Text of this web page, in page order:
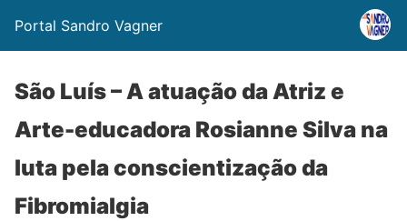
Portal Sandro Vagner
São Luís – A atuação da Atriz e
Arte-educadora Rosianne Silva na
luta pela conscientização da
Fibromialgia